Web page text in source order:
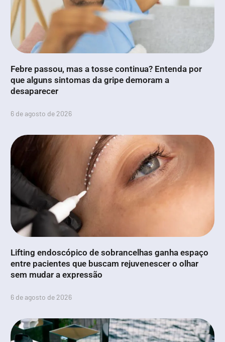
Febre passou, mas a tosse continua? Entenda por
que alguns sintomas da gripe demoram a
desaparecer
6 de agosto de 2026
Lifting endoscópico de sobrancelhas ganha espaço
entre pacientes que buscam rejuvenescer o olhar
sem mudar a expressão
6 de agosto de 2026